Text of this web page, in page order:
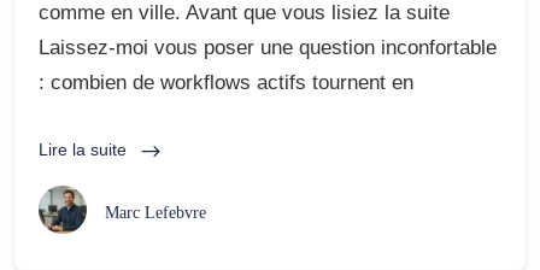
comme en ville. Avant que vous lisiez la suite
Laissez-moi vous poser une question inconfortable
: combien de workflows actifs tournent en
Lire la suite
Marc Lefebvre